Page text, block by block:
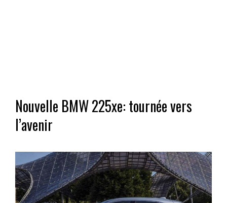
Nouvelle BMW 225xe: tournée vers
l’avenir